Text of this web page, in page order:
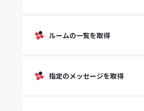
ルームの一覧を取得
指定のメッセージを取得